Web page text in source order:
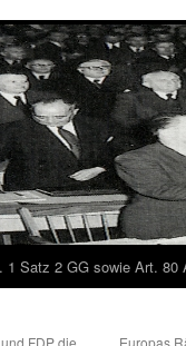
1 Satz 2 GG sowie Art.
FDP die
Europas